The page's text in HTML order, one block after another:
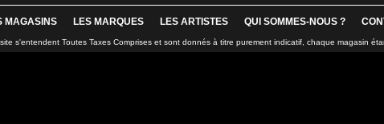
MAGASINS LES MARQUES LES ARTISTES QUI SOMMES-NOUS ?
s'entendent Toutes Taxes Comprises et sont donnés à titre purement indicatif, chaque magasin